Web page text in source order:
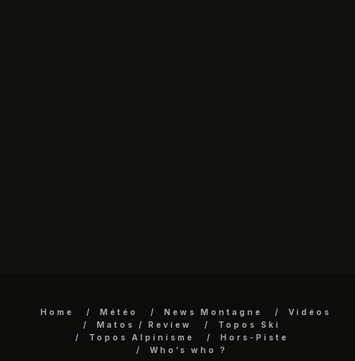
Home Météo News Montagne
Vidéos
Matos / Review
Topos Ski
Topos Alpinisme
Hors-Piste
Who’s who ?